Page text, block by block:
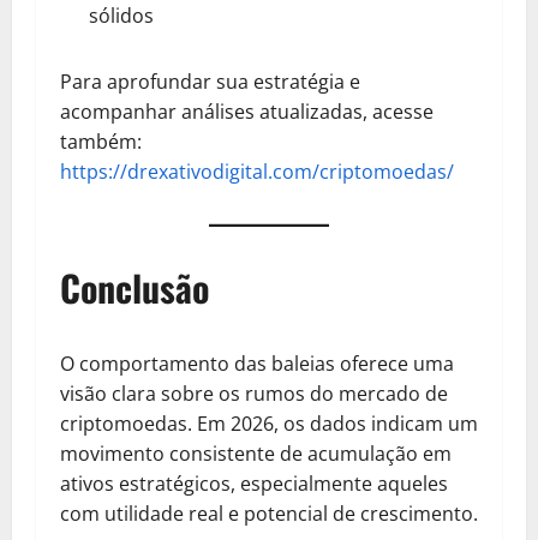
sólidos
Para aprofundar sua estratégia e
acompanhar análises atualizadas, acesse
também:
https://drexativodigital.com/criptomoedas/
Conclusão
O comportamento das baleias oferece uma
visão clara sobre os rumos do mercado de
criptomoedas. Em 2026, os dados indicam um
movimento consistente de acumulação em
ativos estratégicos, especialmente aqueles
com utilidade real e potencial de crescimento.